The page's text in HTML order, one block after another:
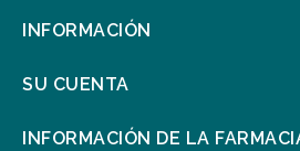
INFORMACIÓN
SU CUENTA
INFORMACIÓN DE LA